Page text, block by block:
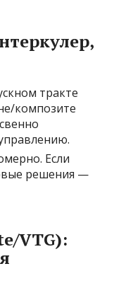
тракте
композите
Если
решения —
VTG):